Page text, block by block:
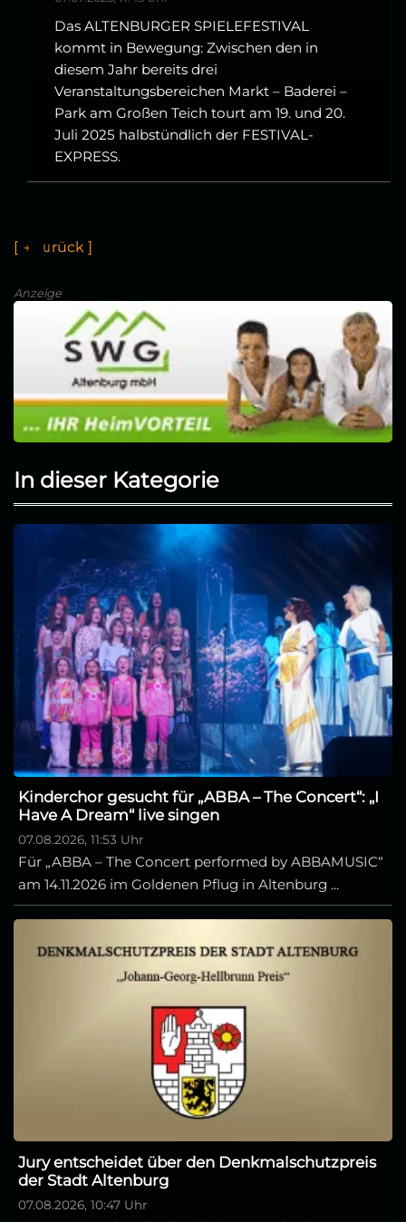
Das ALTENBURGER SPIELEFESTIVAL
kommt in Bewegung: Zwischen den in
diesem Jahr bereits drei
Veranstaltungsbereichen Markt – Baderei –
Park am Großen Teich tourt am 19. und 20.
Juli 2025 halbstündlich der FESTIVAL-
EXPRESS.
[ ← ur ü c k ]
Anzeige
In dieser Kategorie
Kinderchor gesucht für „ABBA – The Concert“: „I
Have A Dream“ live singen
07.08.2026, 11:53 Uhr
Für „ABBA – The Concert performed by ABBAMUSIC“
am 14.11.2026 im Goldenen Pflug in Altenburg ...
Jury entscheidet über den Denkmalschutzpreis
der Stadt Altenburg
07.08.2026, 10:47 Uhr